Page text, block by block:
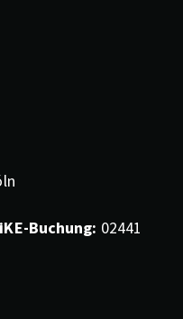
Buchung: 02441